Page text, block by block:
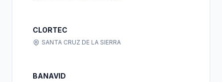
CLORTEC
SANTA CRUZ DE LA SIERRA
BANAVID